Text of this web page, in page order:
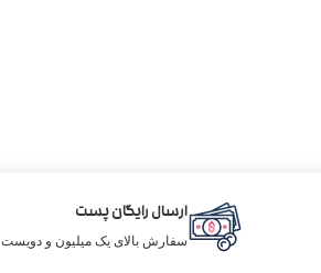
ارسال رایگان پست
سفارش بالای یک میلیون و دویست